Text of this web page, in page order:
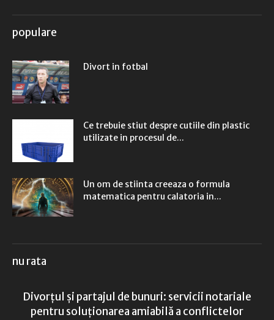
populare
Divort in fotbal
Ce trebuie stiut despre cutiile din plastic
utilizate in procesul de...
Un om de stiinta creeaza o formula
matematica pentru calatoria in...
nu rata
Divorțul și partajul de bunuri: servicii notariale
pentru soluționarea amiabilă a conflictelor